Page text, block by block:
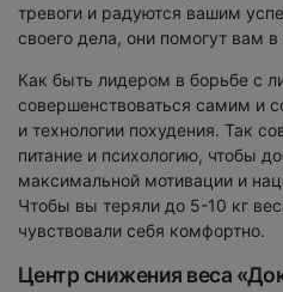
тревоги и радуются вашим
своего дела, они помогут вам
Как быть лидером в борьбе с
совершенствоваться самим и
и технологии похудения. Так
питание и психологию, чтобы
максимальной мотивации и
Чтобы вы теряли до 5-10 кг
чувствовали себя комфортно.
Центр снижения веса